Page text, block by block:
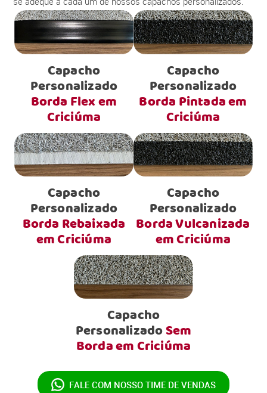
Capacho
Personalizado
Borda Flex em
Criciúma
Capacho
Personalizado
Borda Pintada em
Criciúma
Capacho
Personalizado
Borda Rebaixada
em Criciúma
Capacho
Personalizado
Borda Vulcanizada
em Criciúma
Capacho
PersonalizadoSem
Borda em Criciúma
FALE COM NOSSO TIME DE VENDAS